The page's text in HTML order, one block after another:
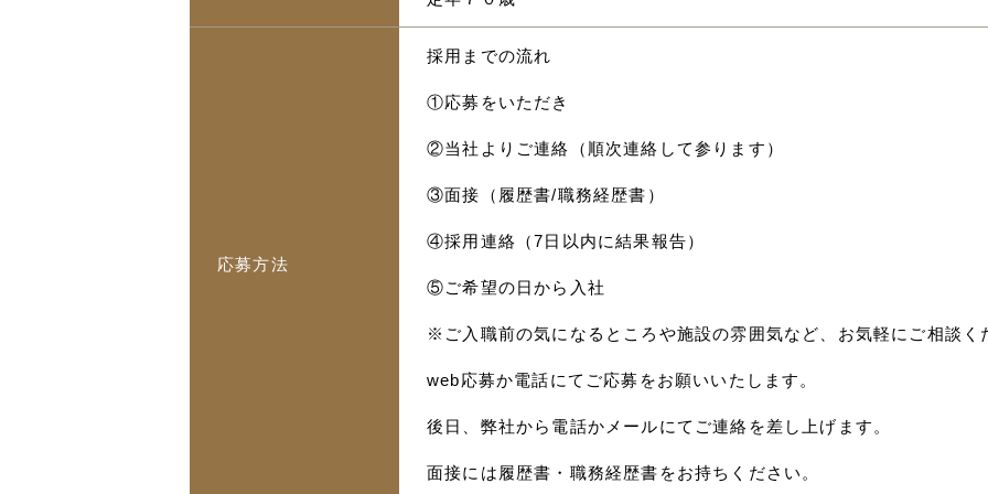
応募方法
採用までの流れ
①応募をいただき
②当社よりご連絡（順次連絡して参ります）
③面接（履歴書/職務経歴書）
④採用連絡（7日以内に結果報告）
⑤ご希望の日から入社
※ご入職前の気になるところや施設の雰囲気など、お気軽にご相談く
web応募か電話にてご応募をお願いいたします。
後日、弊社から電話かメールにてご連絡を差し上げます。
面接には履歴書・職務経歴書をお持ちください。